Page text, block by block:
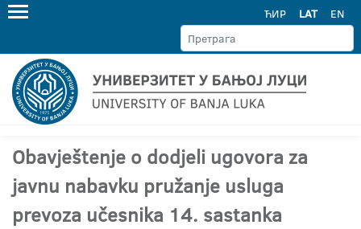
ЋИР LAT EN
Obavještenje o dodjeli ugovora za
javnu nabavku pružanje usluga
prevoza učesnika 14. sastanka